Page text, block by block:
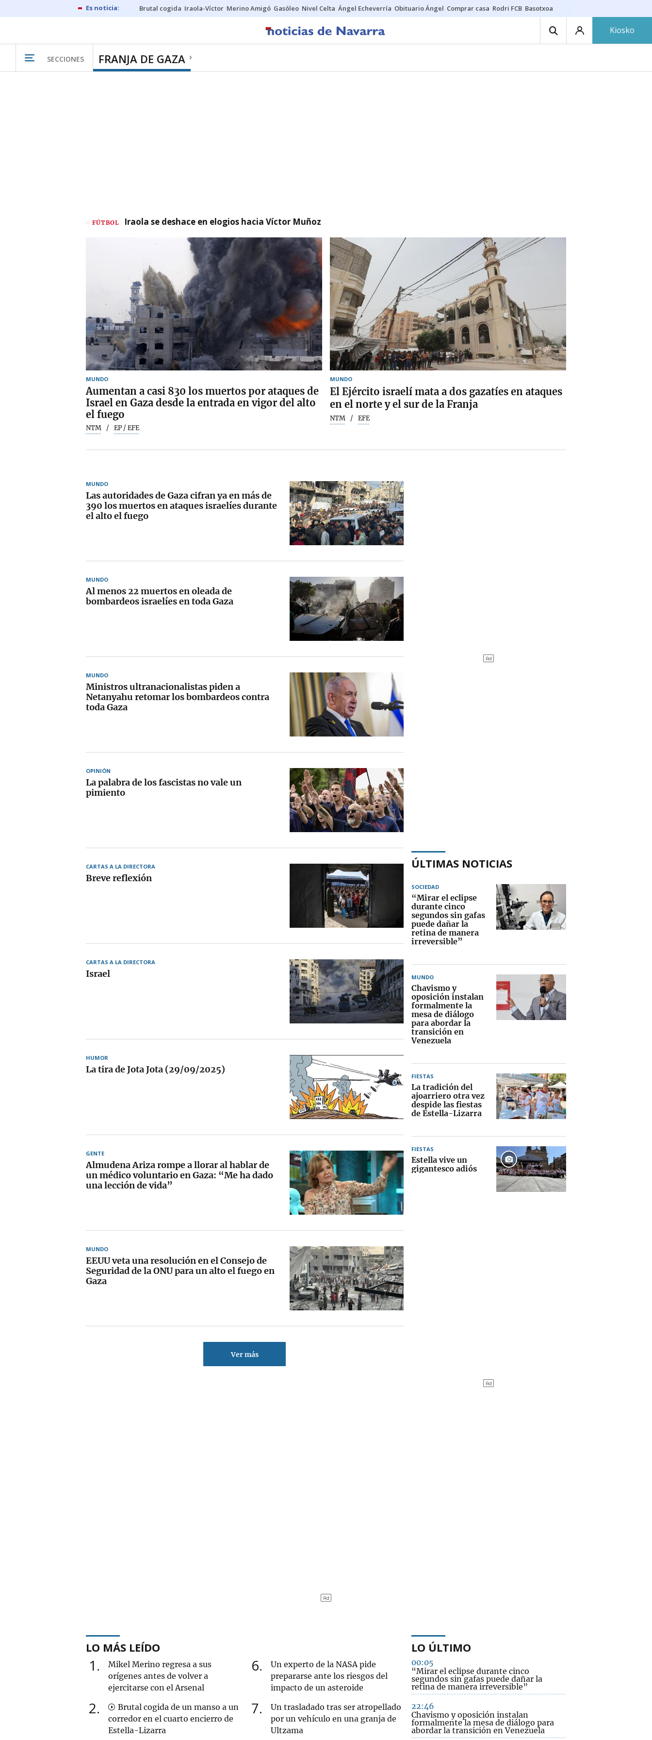
Brutal cogida Iraola-Víctor Merino Amigó Gasóleo Nivel Celta Ángel Echeverría Obituario Ángel Comprar casa Rodri FCB Basotxoa
Kiosko
SECCIONES FRANJA DE GAZA
FÚTBOL Iraola se deshace en elogios hacia Víctor Muñoz
MUNDO
Aumentan a casi 830 los muertos por ataques de
Israel en Gaza desde la entrada en vigor del alto
el fuego
NTM EP / EFE
MUNDO
El Ejército israelí mata a dos gazatíes en ataques
en el norte y el sur de la Franja
NTM EFE
MUNDO
Las autoridades de Gaza cifran ya en más de
390 los muertos en ataques israelíes durante
el alto el fuego
MUNDO
Al menos 22 muertos en oleada de
bombardeos israelíes en toda Gaza
MUNDO
Ministros ultranacionalistas piden a
Netanyahu retomar los bombardeos contra
toda Gaza
OPINIÓN
La palabra de los fascistas no vale un
pimiento
CARTAS A LA DIRECTORA
Breve reflexión
CARTAS A LA DIRECTORA
Israel
HUMOR
La tira de Jota Jota (29/09/2025)
GENTE
Almudena Ariza rompe a llorar al hablar de
un médico voluntario en Gaza: “Me ha dado
una lección de vida”
MUNDO
EEUU veta una resolución en el Consejo de
Seguridad de la ONU para un alto el fuego en
Gaza
Ver más
ÚLTIMAS NOTICIAS
SOCIEDAD
“Mirar el eclipse
durante cinco
segundos sin gafas
puede dañar la
retina de manera
irreversible”
MUNDO
Chavismo y
oposición instalan
formalmente la
mesa de diálogo
para abordar la
transición en
Venezuela
FIESTAS
La tradición del
ajoarriero otra vez
despide las fiestas
de Estella-Lizarra
FIESTAS
Estella vive un
gigantesco adiós
LO MÁS LEÍDO
1
Mikel Merino regresa a sus
orígenes antes de volver a
ejercitarse con el Arsenal
2
Brutal cogida de un manso a un
corredor en el cuarto encierro de
Estella-Lizarra
6
Un experto de la NASA pide
prepararse ante los riesgos del
impacto de un asteroide
7
Un trasladado tras ser atropellado
por un vehículo en una granja de
Ultzama
LO ÚLTIMO
00:05
“Mirar el eclipse durante cinco
segundos sin gafas puede dañar la
retina de manera irreversible”
22:46
Chavismo y oposición instalan
formalmente la mesa de diálogo para
abordar la transición en Venezuela